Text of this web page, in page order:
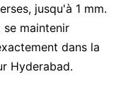
jusqu'à 1 mm.
se maintenir
dans la
Hyderabad.